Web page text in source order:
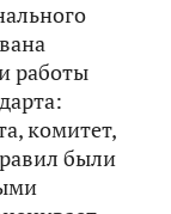
работы
комитет,
были